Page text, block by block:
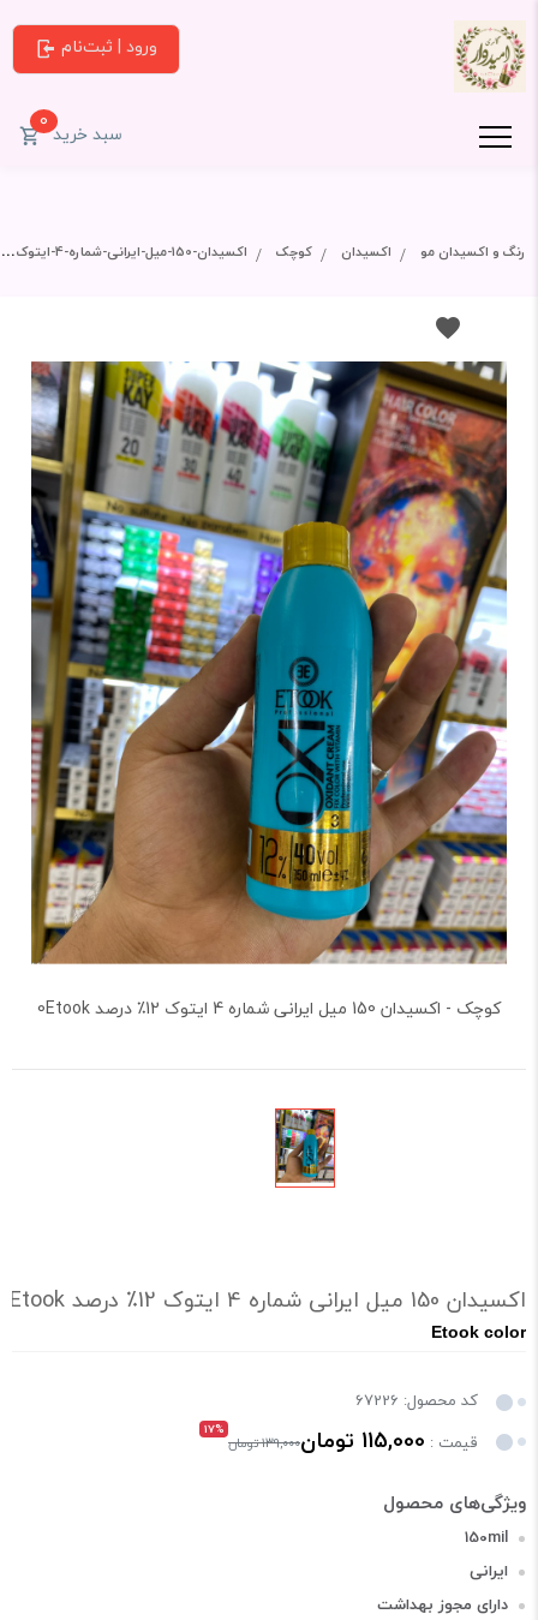
ورود | ثبت‌نام
سبد خرید0
رنگ و اکسیدان مو اکسیدان کوچک اکسیدان-150-میل-ایرانی-شماره-4-ایتوک-12٪-درصد-0etook
کوچک - اکسیدان 150 میل ایرانی شماره 4 ایتوک 12٪ درصد 0Etook
اکسیدان 150 میل ایرانی شماره 4 ایتوک 12٪ درصد 0Etook
Etook color
کد محصول: 67226
قیمت : 115,000 تومان 17%
139,000 تومان
150mil
ایرانی
دارای مجوز بهداشت